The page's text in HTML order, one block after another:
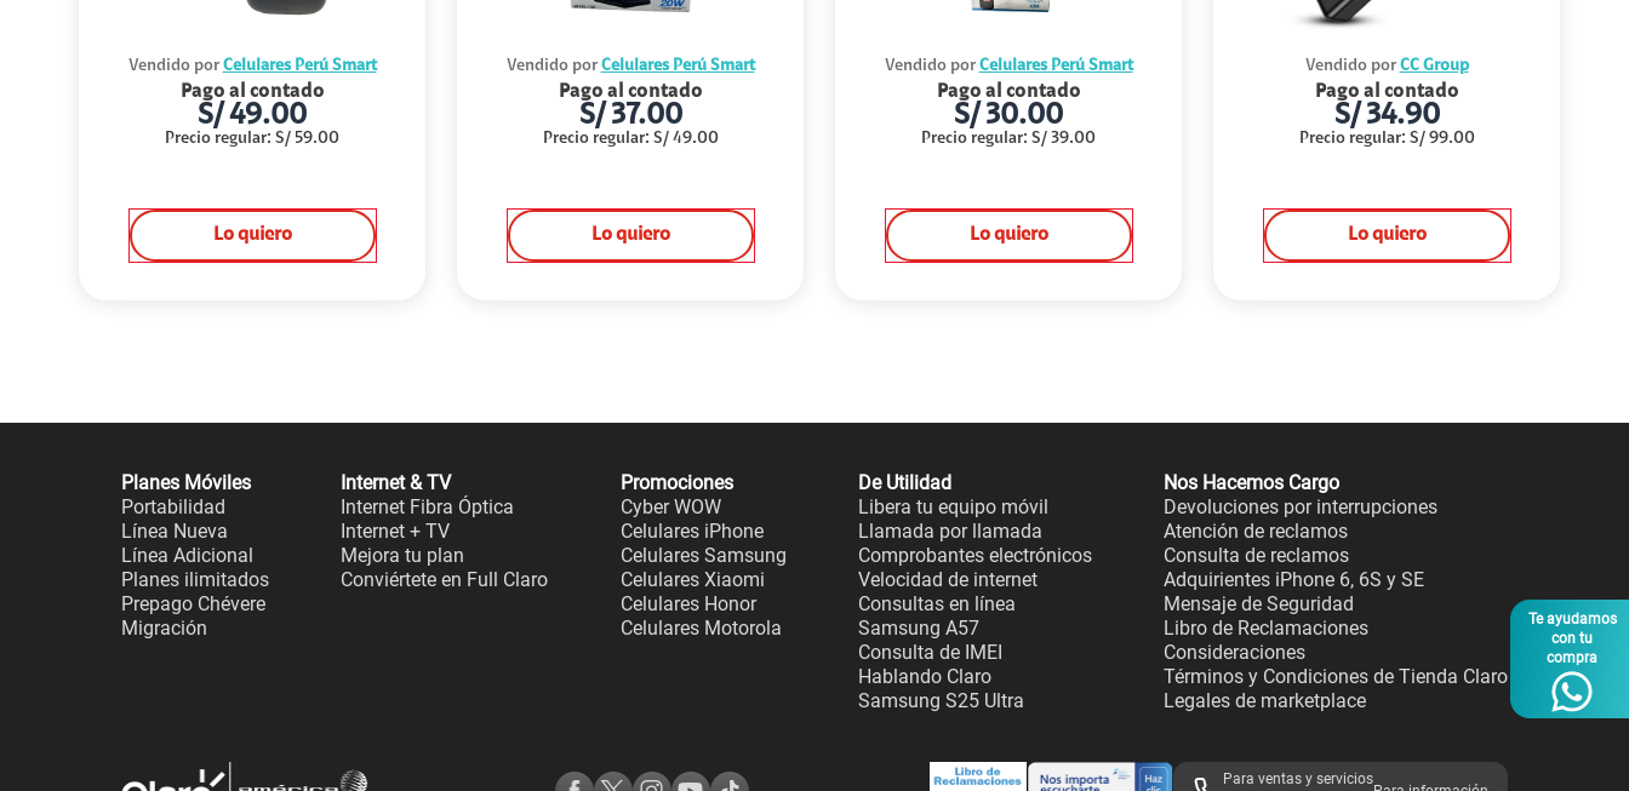
Te ayudamos
con tu
compra
Vendido por Celulares Perú Smart
Pago al contado
S/49.00
Precio regular: S/ 59.00
Lo quiero
Vendido por Celulares Perú Smart
Pago al contado
S/ 37.00
Precio regular: S/ 49.00
Lo quiero
Vendido por Celulares Perú Smart
Pago al contado
S/ 30.00
Precio regular: S/ 39.00
Lo quiero
Vendido por CC Group
Pago al contado
S/ 34.90
Precio regular: S/ 99.00
Lo quiero
Planes Móviles
Portabilidad
Línea Nueva
Línea Adicional
Planes ilimitados
Prepago Chévere
Migración
Internet & TV
Internet Fibra Óptica
Internet + TV
Mejora tu plan
Conviértete en Full Claro
Promociones
Cyber WOW
Celulares iPhone
Celulares Samsung
Celulares Xiaomi
Celulares Honor
Celulares Motorola
De Utilidad
Libera tu equipo móvil
Llamada por llamada
Comprobantes electrónicos
Velocidad de internet
Consultas en línea
Samsung A57
Consulta de IMEI
Hablando Claro
Samsung S25 Ultra
Nos Hacemos Cargo
Devoluciones por interrupciones
Atención de reclamos
Consulta de reclamos
Adquirientes iPhone 6, 6S y SE
Mensaje de Seguridad
Libro de Reclamaciones
Consideraciones
Términos y Condiciones de Tienda Claro
Legales de marketplace
Para ventas y servicios